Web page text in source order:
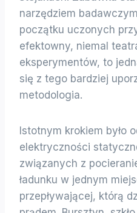
narzędziem
początku uczonych
efektowny, niemal
eksperymentów, to
się z tego bardziej
metodologia.
Istotnym krokiem było
elektryczności
związanych z
ładunku w jednym
przepływającej, którą